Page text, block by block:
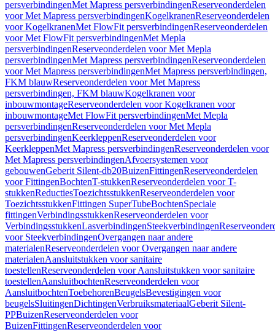
persverbindingenMet Mapress persverbindingenReserveonderdelen
voor Met Mapress persverbindingenKogelkranenReserveonderdelen
voor KogelkranenMet FlowFit persverbindingenReserveonderdelen
voor Met FlowFit persverbindingenMet Mepla
persverbindingenReserveonderdelen voor Met Mepla
persverbindingenMet Mapress persverbindingenReserveonderdelen
voor Met Mapress persverbindingenMet Mapress persverbindingen,
FKM blauwReserveonderdelen voor Met Mapress
persverbindingen, FKM blauwKogelkranen voor
inbouwmontageReserveonderdelen voor Kogelkranen voor
inbouwmontageMet FlowFit persverbindingenMet Mepla
persverbindingenReserveonderdelen voor Met Mepla
persverbindingenKeerkleppenReserveonderdelen voor
KeerkleppenMet Mapress persverbindingenReserveonderdelen voor
Met Mapress persverbindingenAfvoersystemen voor
gebouwenGeberit Silent-db20BuizenFittingenReserveonderdelen
voor FittingenBochtenT-stukkenReserveonderdelen voor T-
stukkenReductiesToezichtsstukkenReserveonderdelen voor
ToezichtsstukkenFittingen SuperTubeBochtenSpeciale
fittingenVerbindingsstukkenReserveonderdelen voor
VerbindingsstukkenLasverbindingenSteekverbindingen
voor SteekverbindingenOvergangen naar andere
materialenReserveonderdelen voor Overgangen naar andere
materialenAansluitstukken voor sanitaire
toestellenReserveonderdelen voor Aansluitstukken voor sanitaire
toestellenAansluitbochtenReserveonderdelen voor
AansluitbochtenToebehorenBeugelsBevestigingen voor
beugelsSluitingenDichtingenVerbruiksmateriaalGeberit Silent-
PPBuizenReserveonderdelen voor
BuizenFittingenReserveonderdelen voor